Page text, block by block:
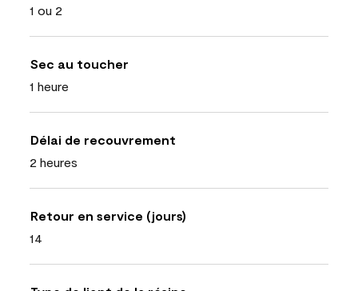
1 ou 2
Sec au toucher
1 heure
Délai de recouvrement
2 heures
Retour en service (jours)
14